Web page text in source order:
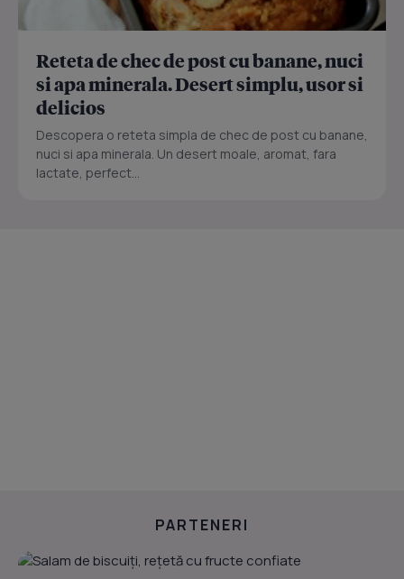
Reteta de chec de post cu banane, nuci
si apa minerala. Desert simplu, usor si
delicios
Descopera o reteta simpla de chec de post cu banane,
nuci si apa minerala. Un desert moale, aromat, fara
lactate, perfect...
PARTENERI